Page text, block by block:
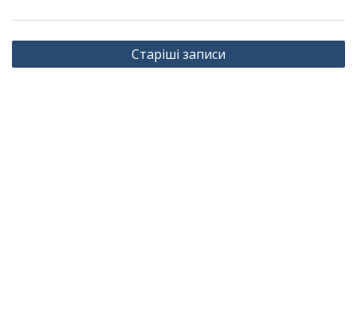
Навігація
за
Старіші записи